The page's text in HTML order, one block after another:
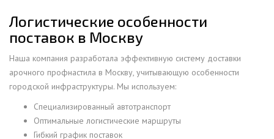
Логистические особенности
поставок в Москву
Наша компания разработала эффективную систему доставки
арочного профнастила в Москву, учитывающую особенности
городской инфраструктуры. Мы используем:
Специализированный автотранспорт
Оптимальные логистические маршруты
Гибкий график поставок